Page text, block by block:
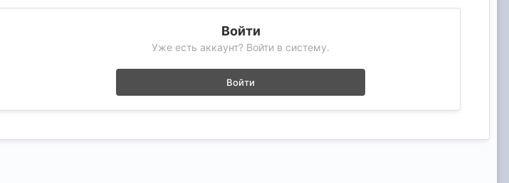
Войти
Уже есть аккаунт? Войти в систему.
Войти